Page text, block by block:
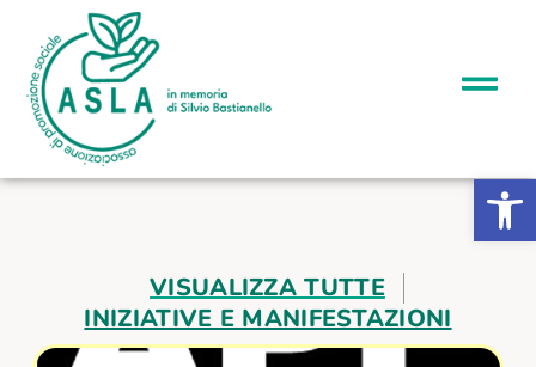
Apri la
VISUALIZZA TUTTE
INIZIATIVE E MANIFESTAZIONI